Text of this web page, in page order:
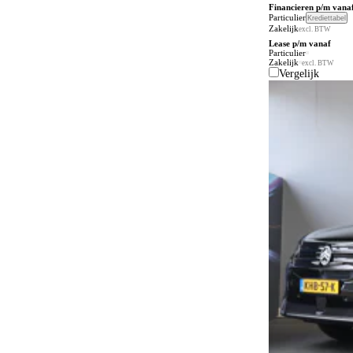
Financieren p/m
ParticulierKrediettabel
Zakelijkexcl. BTW
Lease p/m vanaf
Particulier
Zakelijk excl. BTW
Vergelijk